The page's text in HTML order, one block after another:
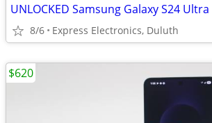
8/6 Express Electronics, Duluth
$620